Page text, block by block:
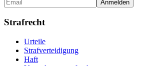
Strafrecht
Urteile
Strafverteidigung
Haft